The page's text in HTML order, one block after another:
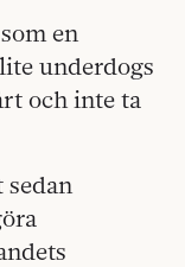
en
underdogs
och inte ta